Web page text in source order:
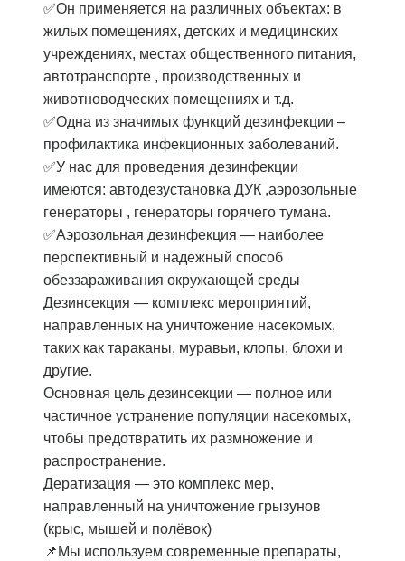
✅Он применяется на различных объектах: в
жилых помещениях, детских и медицинских
учреждениях, местах общественного питания,
автотранспорте , производственных и
животноводческих помещениях и т.д.
✅Одна из значимых функций дезинфекции –
профилактика инфекционных заболеваний.
✅У нас для проведения дезинфекции
имеются: автодезустановка ДУК ,аэрозольные
генераторы , генераторы горячего тумана.
✅Аэрозольная дезинфекция — наиболее
перспективный и надежный способ
обеззараживания окружающей среды
Дезинсекция — комплекс мероприятий,
направленных на уничтожение насекомых,
таких как тараканы, муравьи, клопы, блохи и
другие.
Основная цель дезинсекции — полное или
частичное устранение популяции насекомых,
чтобы предотвратить их размножение и
распространение.
Дератизация — это комплекс мер,
направленный на уничтожение грызунов
(крыс, мышей и полёвок)
📌Мы используем современные препараты,